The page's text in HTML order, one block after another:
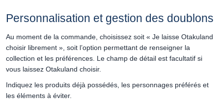
Personnalisation et gestion des doublons
Au moment de la commande, choisissez soit « Je laisse Otakuland
choisir librement », soit l’option permettant de renseigner la
collection et les préférences. Le champ de détail est facultatif si
vous laissez Otakuland choisir.
Indiquez les produits déjà possédés, les personnages préférés et
les éléments à éviter.